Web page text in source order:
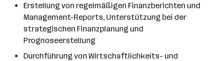
Erstellung von regelmäßigen Finanzberichten und
Management-Reports, Unterstützung bei der
strategischen Finanzplanung und
Prognoseerstellung
Durchführung von Wirtschaftlichkeits- und